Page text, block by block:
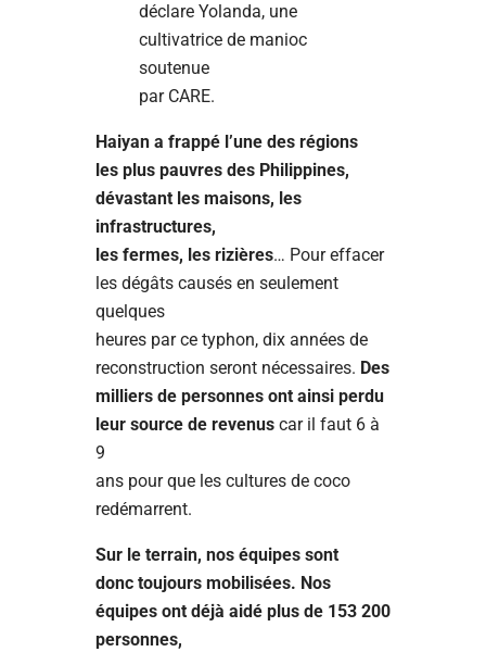
déclare Yolanda, une
cultivatrice de manioc
soutenue
par CARE.
Haiyan a frappé l’une des régions
les plus pauvres des Philippines,
dévastant les maisons, les
infrastructures,
les fermes, les rizières… Pour effacer
les dégâts causés en seulement
quelques
heures par ce typhon, dix années de
reconstruction seront nécessaires. Des
milliers de personnes ont ainsi perdu
leur source de revenus car il faut 6 à
9
ans pour que les cultures de coco
redémarrent.
Sur le terrain, nos équipes sont
donc toujours mobilisées. Nos
équipes ont déjà aidé plus de 153 200
personnes,